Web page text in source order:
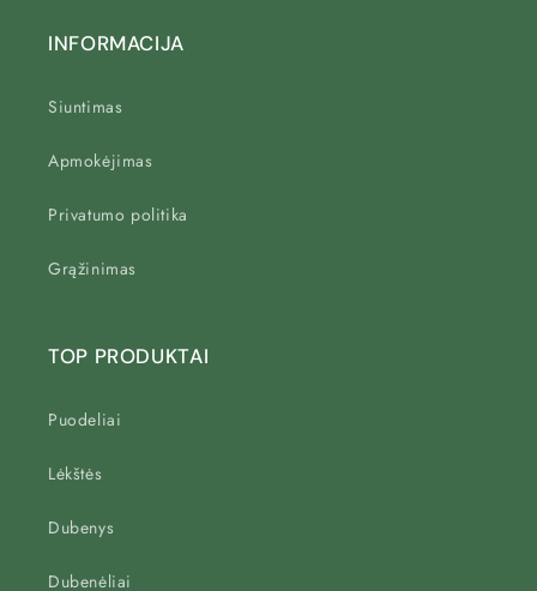
INFORMACIJA
Siuntimas
Apmokėjimas
Privatumo politika
Grąžinimas
TOP PRODUKTAI
Puodeliai
Lėkštės
Dubenys
Dubenėliai